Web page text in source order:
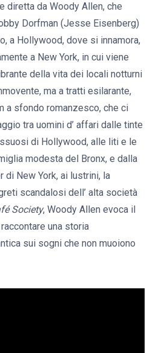
diretta da Woody Allen, che
Dorfman (Jesse Eisenberg)
a Hollywood, dove si innamora,
a New York, in cui viene
della vita dei locali notturni
ma a tratti esilarante,
a sfondo romanzesco, che ci
tra uomini d’ affari dalle tinte
di Hollywood, alle liti e le
modesta del Bronx, e dalla
di New York, ai lustrini, la
scandalosi dell’ alta società
Society, Woody Allen evoca il
una storia
sui sogni che non muoiono